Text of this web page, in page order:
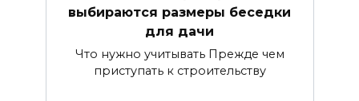
выбираются размеры беседки
для дачи
Что нужно учитывать Прежде чем
приступать к строительству